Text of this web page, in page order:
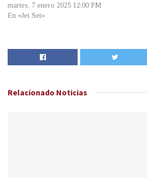
martes, 7 enero 2025 12:00 PM
En «Jet Set»
Relacionado Noticias